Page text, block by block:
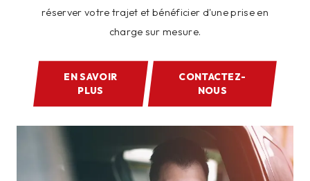
réserver votre trajet et bénéficier d'une prise en
charge sur mesure.
EN SAVOIR
PLUS
CONTACTEZ-
NOUS